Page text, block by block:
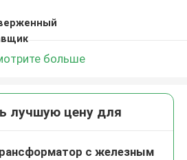
больше
лучшую цену для
с железным